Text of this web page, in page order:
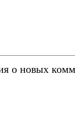
о новых